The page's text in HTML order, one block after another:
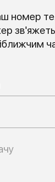
номер